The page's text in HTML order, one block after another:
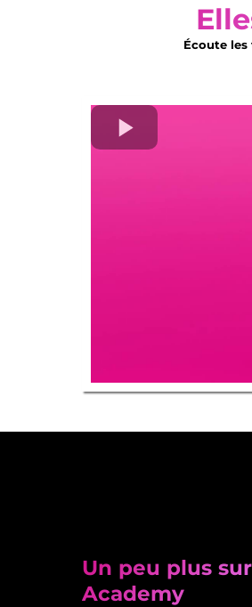
Écoute
Un peu plus
Academy